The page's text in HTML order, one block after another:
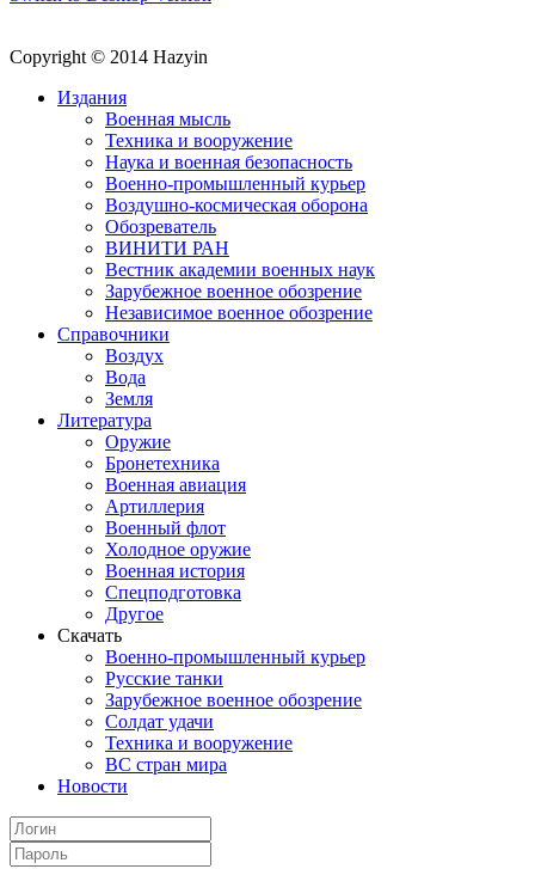
Copyright © 2014 Hazyin
Издания
Военная мысль
Техника и вооружение
Наука и военная безопасность
Военно-промышленный курьер
Воздушно-космическая оборона
Обозреватель
ВИНИТИ РАН
Вестник академии военных наук
Зарубежное военное обозрение
Независимое военное обозрение
Справочники
Воздух
Вода
Земля
Литература
Оружие
Бронетехника
Военная авиация
Артиллерия
Военный флот
Холодное оружие
Военная история
Спецподготовка
Другое
Скачать
Военно-промышленный курьер
Русские танки
Зарубежное военное обозрение
Солдат удачи
Техника и вооружение
ВС стран мира
Новости